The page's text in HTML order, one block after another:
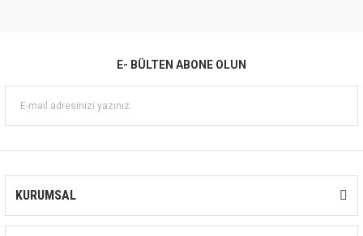
kullanılmaktadırlar.
E- BÜLTEN ABONE OLUN
KURUMSAL